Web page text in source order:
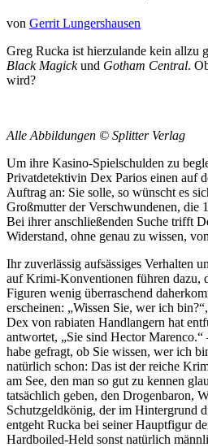
von Gerrit Lungershausen
Greg Rucka ist hierzulande kein allzu
Black Magickund Gotham Central.
wird?
Alle Abbildungen © Splitter Verlag
Um ihre Kasino-Spielschulden zu
Privatdetektivin Dex Parios einen auf
Auftrag an: Sie solle, so wünscht es
Großmutter der Verschwundenen, die
Bei ihrer anschließenden Suche trifft
Widerstand, ohne genau zu wissen,
Ihr zuverlässig aufsässiges Verhalten
auf Krimi-Konventionen führen dazu,
Figuren wenig überraschend
erscheinen: „Wissen Sie, wer ich
Dex von rabiaten Handlangern hat
antwortet, „Sie sind Hector
habe gefragt, ob Sie wissen, wer ich
natürlich schon: Das ist der reiche
am See, den man so gut zu kennen
tatsächlich geben, den Drogenbaron,
Schutzgeldkönig, der im Hintergrund
entgeht Rucka bei seiner Hauptfigur
Hardboiled-Held sonst natürlich